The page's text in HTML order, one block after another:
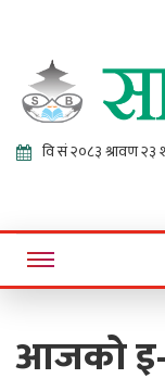
Online News Portal
आजको